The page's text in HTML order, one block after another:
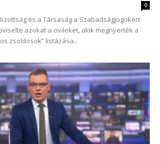
0
és a Társaság a Szabadságjogokért
azokat a civileket, akik megnyerték a
zsoldosok” listázása...